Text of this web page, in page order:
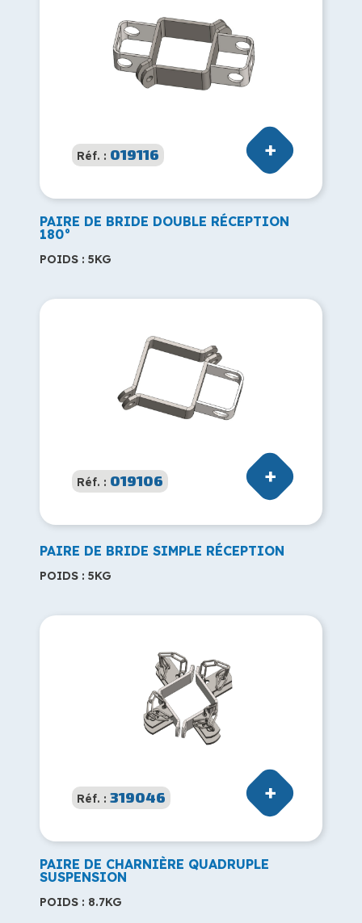
Réf. : 019116
PAIRE DE BRIDE DOUBLE RÉCEPTION
180°
POIDS : 5KG
Réf. : 019106
PAIRE DE BRIDE SIMPLE RÉCEPTION
POIDS : 5KG
Réf. : 319046
PAIRE DE CHARNIÈRE QUADRUPLE
SUSPENSION
POIDS : 8.7KG